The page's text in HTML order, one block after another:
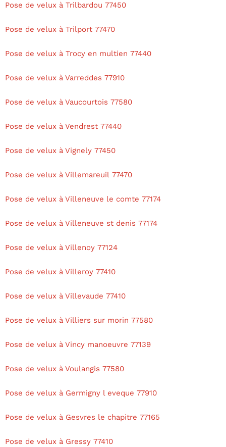
Pose de velux à Trilbardou 77450
Pose de velux à Trilport 77470
Pose de velux à Trocy en multien 77440
Pose de velux à Varreddes 77910
Pose de velux à Vaucourtois 77580
Pose de velux à Vendrest 77440
Pose de velux à Vignely 77450
Pose de velux à Villemareuil 77470
Pose de velux à Villeneuve le comte 77174
Pose de velux à Villeneuve st denis 77174
Pose de velux à Villenoy 77124
Pose de velux à Villeroy 77410
Pose de velux à Villevaude 77410
Pose de velux à Villiers sur morin 77580
Pose de velux à Vincy manoeuvre 77139
Pose de velux à Voulangis 77580
Pose de velux à Germigny l eveque 77910
Pose de velux à Gesvres le chapitre 77165
Pose de velux à Gressy 77410